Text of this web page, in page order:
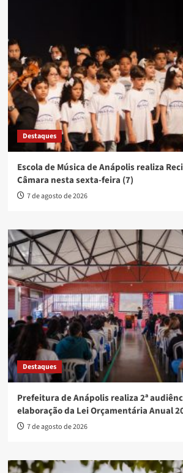
Destaques
Escola de Música de Anápolis realiza
Câmara nesta sexta-feira (7)
7 de agosto de 2026
Destaques
Prefeitura de Anápolis realiza 2ª
elaboração da Lei Orçamentária Anual
7 de agosto de 2026